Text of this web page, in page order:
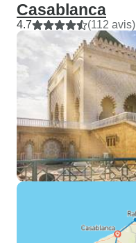
Casablanca
4.7 (112 avis)